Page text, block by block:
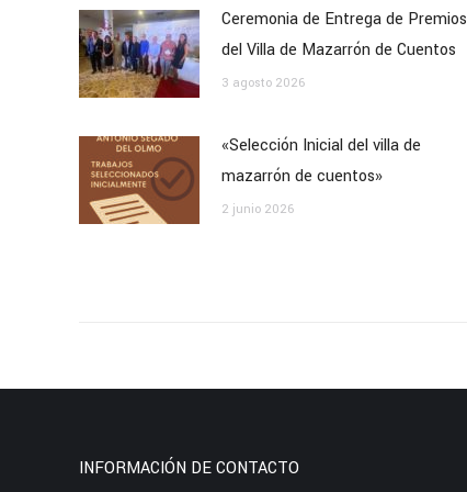
Ceremonia de Entrega de Premios
del Villa de Mazarrón de Cuentos
3 agosto 2026
«Selección Inicial del villa de
mazarrón de cuentos»
2 junio 2026
INFORMACIÓN DE CONTACTO